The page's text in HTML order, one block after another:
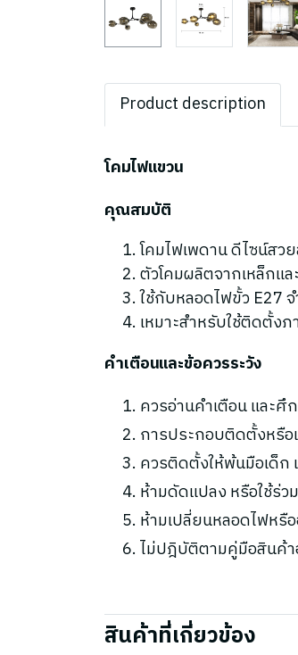
Product description
โคมไฟแขวน
คุณสมบัติ
โคมไฟเพดาน ดีไซน์สว
ตัวโคมผลิตจากเหล็กแ
ใช้กับหลอดไฟขั้ว E27
เหมาะสำหรับใช้ติดตั้งภ
คำเตือนและข้อควรระวัง
ควรอ่านคำเตือน และศึ
การประกอบติดตั้งหรื
ควรติดตั้งให้พ้นมือเด็ก
ห้ามดัดแปลง หรือใช้ร่
ห้ามเปลี่ยนหลอดไฟห
ไม่ปฎิบัติตามคู่มือสินค้
สินค้าที่เกี่ยวข้อง